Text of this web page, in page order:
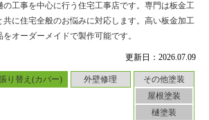
更新日：2026.07.09
り替え(カバー) 外壁修理
その他塗装
屋根塗装
樋塗装
の工事を中心に行う住宅工事店です。専門は板金工
に住宅全般のお悩みに対応します。高い板金加工
オーダーメイドで製作可能です。